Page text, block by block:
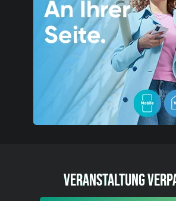
VERANSTALTUNG